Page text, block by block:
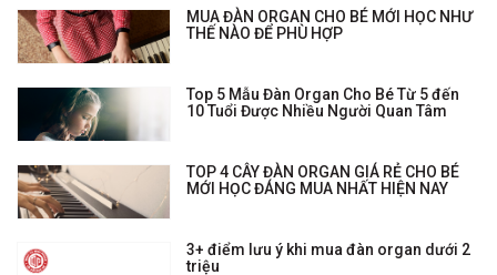
MUA ĐÀN ORGAN CHO BÉ MỚI HỌC NHƯ
THẾ NÀO ĐỂ PHÙ HỢP
Top 5 Mẫu Đàn Organ Cho Bé Từ 5 đến
10 Tuổi Được Nhiều Người Quan Tâm
TOP 4 CÂY ĐÀN ORGAN GIÁ RẺ CHO BÉ
MỚI HỌC ĐÁNG MUA NHẤT HIỆN NAY
3+ điểm lưu ý khi mua đàn organ dưới 2
triệu